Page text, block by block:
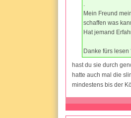
.
Mein Freund
schaffen was
Hat jemand
Danke fürs lesen
hast du sie durch
hatte auch mal die
mindestens bis der